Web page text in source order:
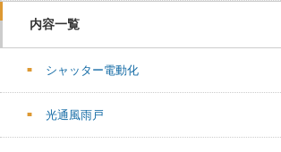
内容一覧
シャッター電動化
光通風雨戸